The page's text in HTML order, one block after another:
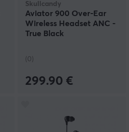
Skullcandy
Aviator 900 Over-Ear
Wireless Headset ANC -
True Black
(0)
299.90 €